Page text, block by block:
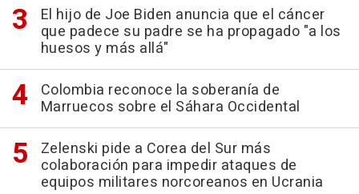
El hijo de Joe Biden anuncia que el cáncer
que padece su padre se ha propagado "a los
huesos y más allá"
Colombia reconoce la soberanía de
Marruecos sobre el Sáhara Occidental
Zelenski pide a Corea del Sur más
colaboración para impedir ataques de
equipos militares norcoreanos en Ucrania